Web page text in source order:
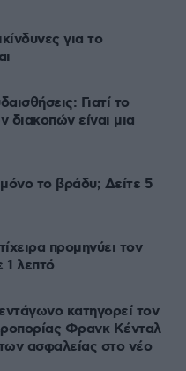
για το
Γιατί το
διακοπών είναι μια
το βράδυ; Δείτε 5
προμηνύει τον
1 λεπτό
κατηγορεί τον
Φρανκ Κένταλ
ασφαλείας στο νέο